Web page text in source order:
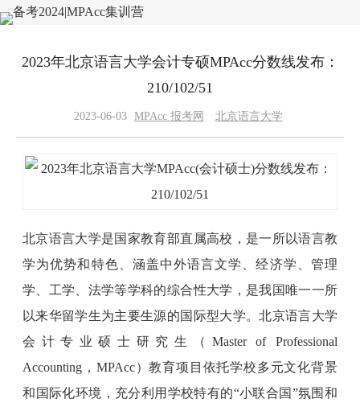
2023年北京语言大学会计专硕MPAcc分数线发布：
210/102/51
2023-06-03 MPAcc 报考网 北京语言大学
北京语言大学是国家教育部直属高校，是一所以语言教
学为优势和特色、涵盖中外语言文学、经济学、管理
学、工学、法学等学科的综合性大学，是我国唯一一所
以来华留学生为主要生源的国际型大学。北京语言大学
会计专业硕士研究生（Master of Professional
Accounting，MPAcc）教育项目依托学校多元文化背景
和国际化环境，充分利用学校特有的“小联合国”氛围和